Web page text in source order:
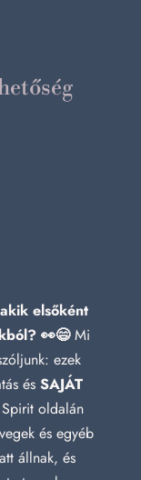
elsőként
👀😄Mi
ezek
ésSAJÁT
oldalán
és egyéb
állnak, és